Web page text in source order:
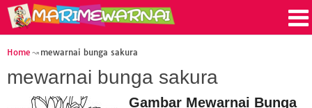
Home mewarnai bunga sakura
mewarnai bunga sakura
Gambar Mewarnai Bunga